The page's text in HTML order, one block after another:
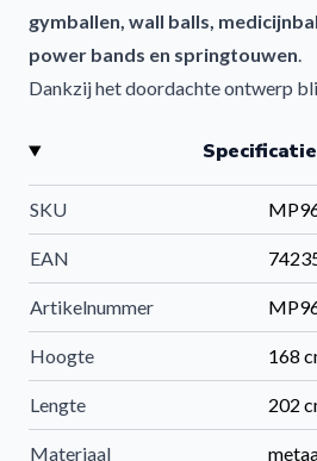
gymballen, wall balls,
power bands en springtouwen.
Dankzij het doordachte ontwerp
zijn eigen plek, zodat je nooit meer
trainingsmateriaal.
Waarom kiezen voor het MP966
Het MP966 opbergmeubel is meer
is een complete organisator voor
indeling is flexibel, waardoor je het
aan jouw trainingsbehoeften.
Belangrijkste voordelen:
Efficiënte en overzichtelijke opslag
Geschikt voor zowel kleine als
SKU
EAN
Artikelnummer
Hoogte 168
Lengte 202
Materiaal